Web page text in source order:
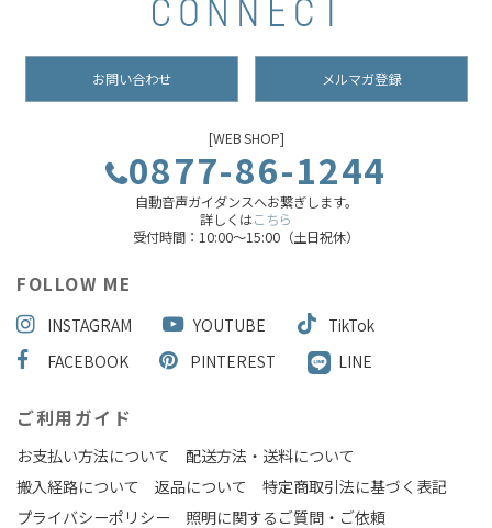
お問い合わせ メルマガ登録
[WEB SHOP]
0877-86-1244
自動音声ガイダンスへお繋ぎします。
詳しくはこちら
受付時間：10:00～15:00（土日祝休）
FOLLOW ME
INSTAGRAM YOUTUBE
TikTok
FACEBOOK
PINTEREST LINE
ご利用ガイド
お支払い方法について
配送方法・送料について
搬入経路について
返品について
特定商取引法に基づく表記
プライバシーポリシー
照明に関するご質問・ご依頼